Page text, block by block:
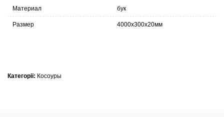
Материал бук
Размер 4000х300х20мм
Категорії: Косоуры